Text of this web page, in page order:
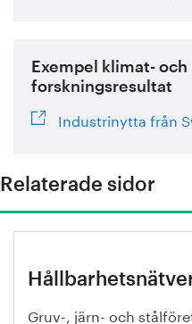
Exempel klimat-
forskningsresultat
Industrinytta från
Relaterade sidor
Gruv-, järn- och